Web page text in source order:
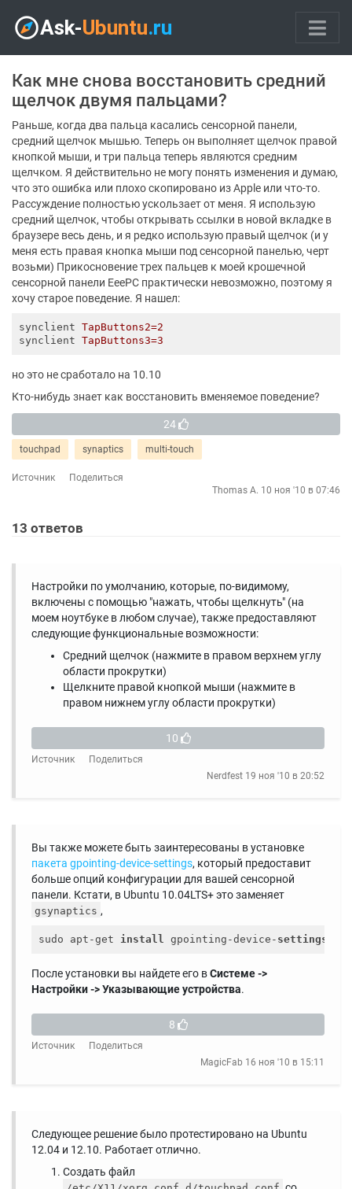
Как мне снова восстановить средний
щелчок двумя пальцами?
Раньше, когда два пальца касались сенсорной панели,
средний щелчок мышью. Теперь он выполняет щелчок правой
кнопкой мыши, и три пальца теперь являются средним
щелчком. Я действительно не могу понять изменения и думаю,
что это ошибка или плохо скопировано из Apple или что-то.
Рассуждение полностью ускользает от меня. Я использую
средний щелчок, чтобы открывать ссылки в новой вкладке в
браузере весь день, и я редко использую правый щелчок (и у
меня есть правая кнопка мыши под сенсорной панелью, черт
возьми) Прикосновение трех пальцев к моей крошечной
сенсорной панели EeePC практически невозможно, поэтому я
хочу старое поведение. Я нашел:
synclient
TapButtons2=2
synclient
TapButtons3=3
но это не сработало на 10.10
Кто-нибудь знает как восстановить вменяемое поведение?
24
touchpad synaptics multi-touch
Источник
Поделиться
Thomas A. 10 ноя '10 в 07:46
13 ответов
Настройки по умолчанию, которые, по-видимому,
включены с помощью "нажать, чтобы щелкнуть" (на
моем ноутбуке в любом случае), также предоставляют
следующие функциональные возможности:
Средний щелчок (нажмите в правом верхнем углу
области прокрутки)
Щелкните правой кнопкой мыши (нажмите в
правом нижнем углу области прокрутки)
10
Источник
Поделиться
Nerdfest 19 ноя '10 в 20:52
Вы также можете быть заинтересованы в установке
пакета gpointing-device-settings, который предоставит
больше опций конфигурации для вашей сенсорной
панели. Кстати, в Ubuntu 10.04LTS+ это заменяет
gsynaptics ,
sudo apt-get install gpointing-device- settings
После установки вы найдете его вСистеме ->
Настройки -> Указывающие устройства.
8
Источник
Поделиться
MagicFab 16 ноя '10 в 15:11
Следующее решение было протестировано на Ubuntu
12.04 и 12.10. Работает отлично.
Создать файл